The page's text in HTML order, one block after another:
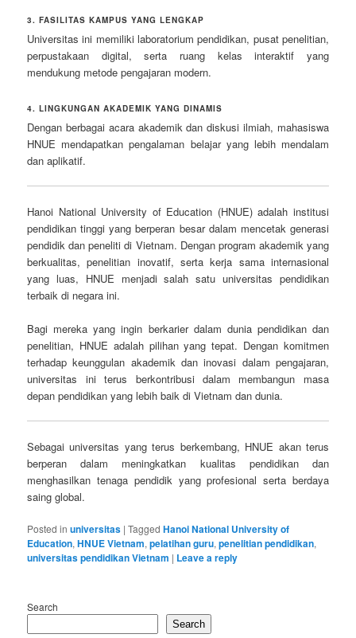
3. FASILITAS KAMPUS YANG LENGKAP
Universitas ini memiliki laboratorium pendidikan, pusat penelitian,
perpustakaan digital, serta ruang kelas interaktif yang
mendukung metode pengajaran modern.
4. LINGKUNGAN AKADEMIK YANG DINAMIS
Dengan berbagai acara akademik dan diskusi ilmiah, mahasiswa
HNUE mendapatkan pengalaman belajar yang lebih mendalam
dan aplikatif.
Hanoi National University of Education (HNUE) adalah institusi
pendidikan tinggi yang berperan besar dalam mencetak generasi
pendidik dan peneliti di Vietnam. Dengan program akademik yang
berkualitas, penelitian inovatif, serta kerja sama internasional
yang luas, HNUE menjadi salah satu universitas pendidikan
terbaik di negara ini.
Bagi mereka yang ingin berkarier dalam dunia pendidikan dan
penelitian, HNUE adalah pilihan yang tepat. Dengan komitmen
terhadap keunggulan akademik dan inovasi dalam pengajaran,
universitas ini terus berkontribusi dalam membangun masa
depan pendidikan yang lebih baik di Vietnam dan dunia.
Sebagai universitas yang terus berkembang, HNUE akan terus
berperan dalam meningkatkan kualitas pendidikan dan
menghasilkan tenaga pendidik yang profesional serta berdaya
saing global.
Posted in universitas |Tagged Hanoi National University of
Education,HNUE Vietnam,pelatihan guru,penelitian pendidikan,
universitas pendidikan Vietnam | Leave a reply
Search
Search